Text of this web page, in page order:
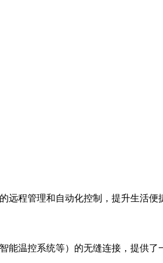
远程管理和自动化控制，提升生活便
温控系统等）的无缝连接，提供